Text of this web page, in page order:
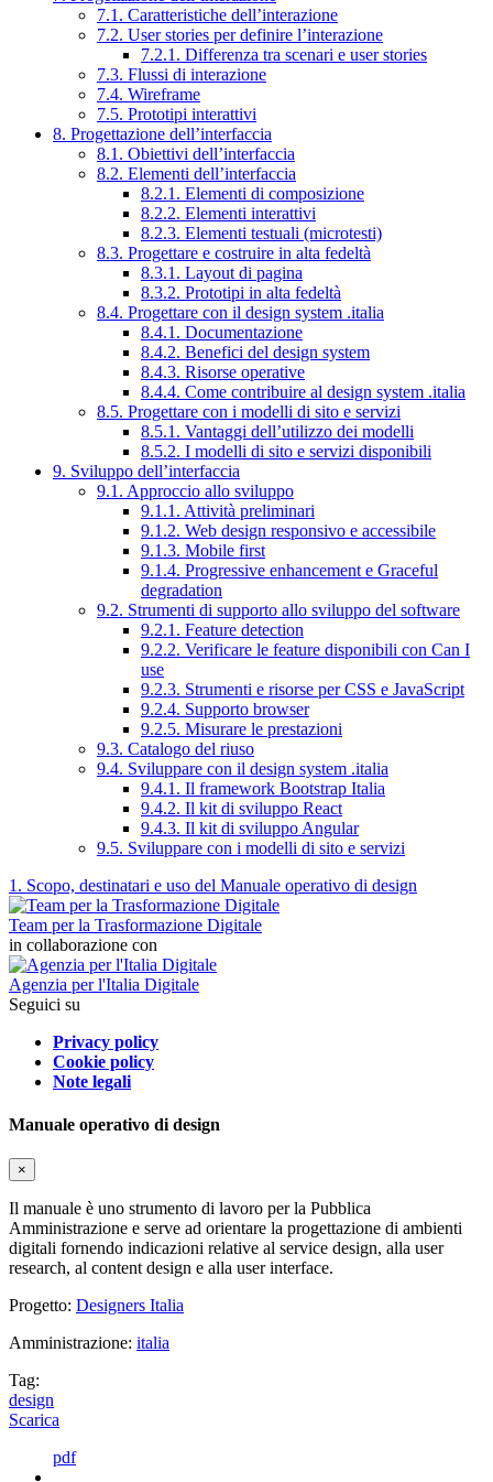
7.1. Caratteristiche dell’interazione
7.2. User stories per definire l’interazione
7.2.1. Differenza tra scenari e user stories
7.3. Flussi di interazione
7.4. Wireframe
7.5. Prototipi interattivi
8. Progettazione dell’interfaccia
8.1. Obiettivi dell’interfaccia
8.2. Elementi dell’interfaccia
8.2.1. Elementi di composizione
8.2.2. Elementi interattivi
8.2.3. Elementi testuali (microtesti)
8.3. Progettare e costruire in alta fedeltà
8.3.1. Layout di pagina
8.3.2. Prototipi in alta fedeltà
8.4. Progettare con il design system .italia
8.4.1. Documentazione
8.4.2. Benefici del design system
8.4.3. Risorse operative
8.4.4. Come contribuire al design system .italia
8.5. Progettare con i modelli di sito e servizi
8.5.1. Vantaggi dell’utilizzo dei modelli
8.5.2. I modelli di sito e servizi disponibili
9. Sviluppo dell’interfaccia
9.1. Approccio allo sviluppo
9.1.1. Attività preliminari
9.1.2. Web design responsivo e accessibile
9.1.3. Mobile first
9.1.4. Progressive enhancement e Graceful
degradation
9.2. Strumenti di supporto allo sviluppo del software
9.2.1. Feature detection
9.2.2. Verificare le feature disponibili con Can I
use
9.2.3. Strumenti e risorse per CSS e JavaScript
9.2.4. Supporto browser
9.2.5. Misurare le prestazioni
9.3. Catalogo del riuso
9.4. Sviluppare con il design system .italia
9.4.1. Il framework Bootstrap Italia
9.4.2. Il kit di sviluppo React
9.4.3. Il kit di sviluppo Angular
9.5. Sviluppare con i modelli di sito e servizi
1. Scopo, destinatari e uso del Manuale operativo di design
Team per la Trasformazione Digitale
in collaborazione con
Agenzia per l'Italia Digitale
Seguici su
Privacy policy
Cookie policy
Note legali
Manuale operativo di design
×
Il manuale è uno strumento di lavoro per la Pubblica
Amministrazione e serve ad orientare la progettazione di ambienti
digitali fornendo indicazioni relative al service design, alla user
research, al content design e alla user interface.
Progetto: Designers Italia
Amministrazione: italia
Tag:
design
Scarica
pdf